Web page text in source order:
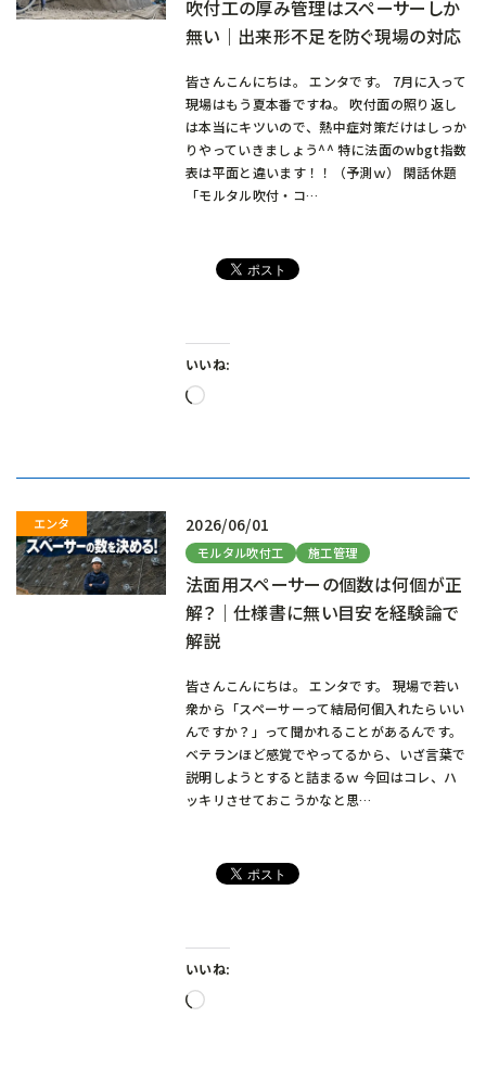
吹付工の厚み管理はスペーサーしか
無い｜出来形不足を防ぐ現場の対応
皆さんこんにちは。 エンタです。 7月に入って
現場はもう夏本番ですね。 吹付面の照り返し
は本当にキツいので、熱中症対策だけはしっか
りやっていきましょう^^ 特に法面のwbgt指数
表は平面と違います！！（予測ｗ） 閑話休題
「モルタル吹付・コ…
いいね:
読
2026/06/01
モルタル吹付工 施工管理
法面用スペーサーの個数は何個が正
解？｜仕様書に無い目安を経験論で
解説
皆さんこんにちは。 エンタです。 現場で若い
衆から「スペーサーって結局何個入れたらいい
んですか？」って聞かれることがあるんです。
ベテランほど感覚でやってるから、いざ言葉で
説明しようとすると詰まるｗ 今回はコレ、ハ
ッキリさせておこうかなと思…
いいね:
読